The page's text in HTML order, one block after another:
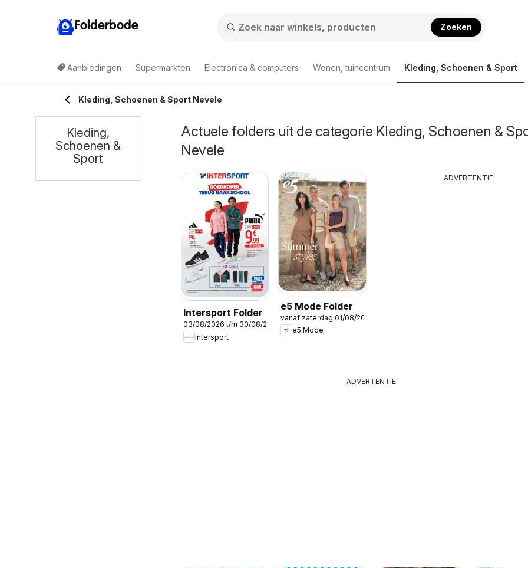
Folderbode Zoeken
Aanbiedingen Supermarkten Electronica & computers Wonen, tuincentrum Kleding, Schoenen & Sport
Kleding, Schoenen & Sport Nevele
Actuele folders uit de categorie Kleding, Schoenen &
Nevele
Intersport Folder
03/08/2026 t/m 30/08/2026
Intersport
e5 Mode Folder
vanaf zaterdag 01/08/2026
e5 Mode
ADVERTENTIE
ADVERTENTIE
Kleding,
Schoenen &
Sport